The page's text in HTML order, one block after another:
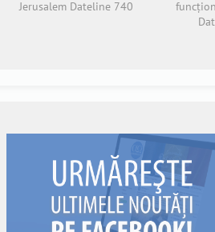
Jerusalem Dateline 740